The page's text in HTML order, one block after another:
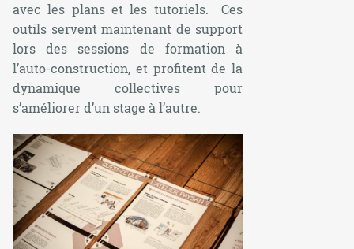
avec les plans et les tutoriels. Ces
outils servent maintenant de support
lors des sessions de formation à
l’auto-construction, et profitent de la
dynamique collectives pour
s’améliorer d’un stage à l’autre.